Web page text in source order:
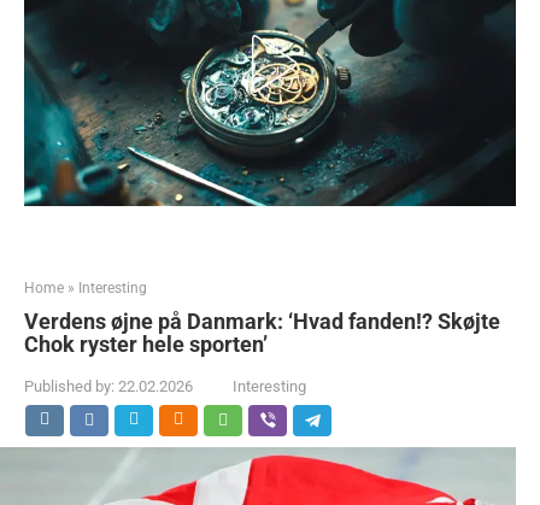
Home » Interesting
Verdens øjne på Danmark: ‘Hvad fanden!? Skøjte
Chok ryster hele sporten’
Published by: 22.02.2026 Interesting